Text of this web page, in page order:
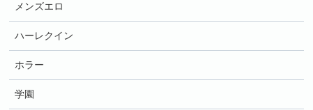
メンズエロ
ハーレクイン
ホラー
学園